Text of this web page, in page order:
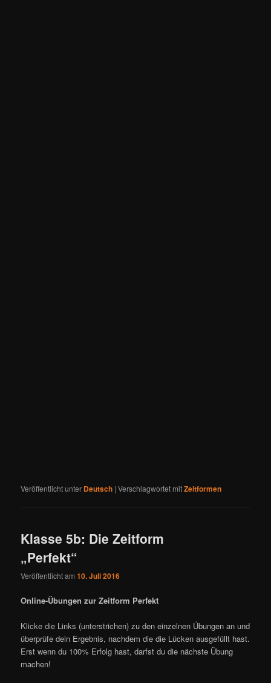
Veröffentlicht unter Deutsch |Verschlagwortet mitZeitformen
Klasse 5b: Die Zeitform
„Perfekt“
Veröffentlicht am10. Juli 2016
Online-Übungen zur Zeitform Perfekt
Klicke die Links (unterstrichen) zu den einzelnen Übungen an und
überprüfe dein Ergebnis, nachdem die die Lücken ausgefüllt hast.
Erst wenn du 100% Erfolg hast, darfst du die nächste Übung
machen!